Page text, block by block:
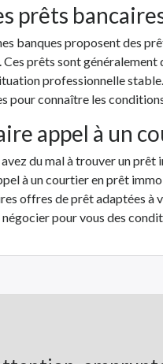
prêts
banques proposent des
prêts sont généralement
professionnelle
pour connaître les
appel à un
avez du mal à trouver un
à un courtier en prêt
offres de prêt adaptées à
pour vous des